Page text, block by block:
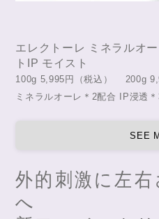
エレクトーレ ミネラルオ
トIP モイスト
100g 5,995円（税込） 200g
ミネラルオーレ＊2配合 IP浸透
SEE
外的刺激に左
へ